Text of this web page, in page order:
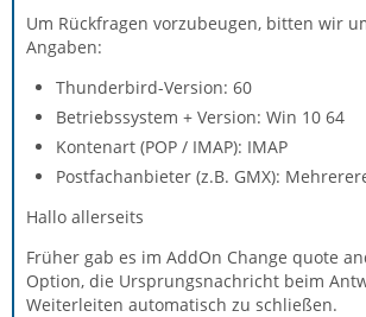
Um Rückfragen vorzubeugen, bitten wir
Angaben:
Thunderbird-Version: 60
Betriebssystem + Version: Win 10 64
Kontenart (POP / IMAP): IMAP
Postfachanbieter (z.B. GMX):
Hallo allerseits
Früher gab es im AddOn Change quote
Option, die Ursprungsnachricht beim
Weiterleiten automatisch zu schließen.